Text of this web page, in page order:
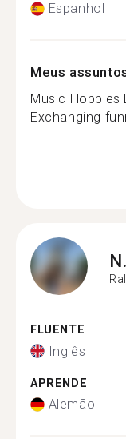
Espanhol
Meus
Music Hobbies
Exchanging
N.
FLUENTE
Inglês
APRENDE
Alemão